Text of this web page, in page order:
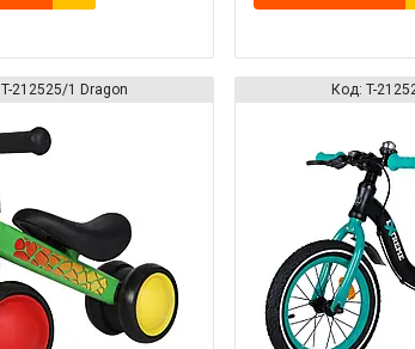
T-212525/1 Dragon T-